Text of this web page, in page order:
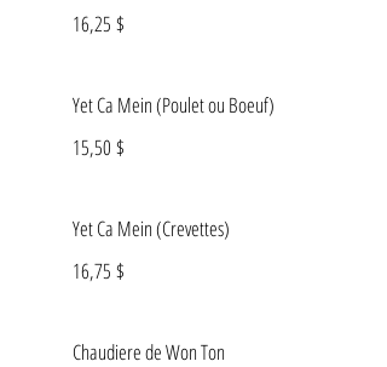
16,25 $
Yet Ca Mein (Poulet ou Boeuf)
15,50 $
Yet Ca Mein (Crevettes)
16,75 $
Chaudiere de Won Ton